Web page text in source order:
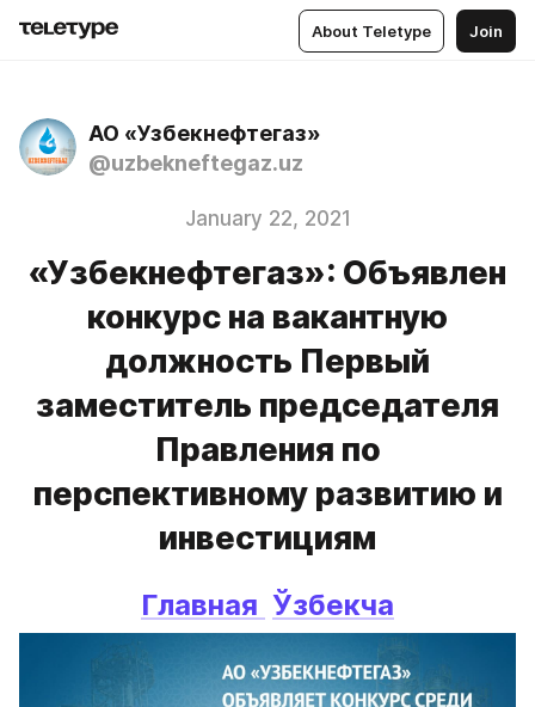
About Teletype Join
АО «Узбекнефтегаз»
@uzbekneftegaz.uz
January 22, 2021
«Узбекнефтегаз»: Объявлен
конкурс на вакантную
должность Первый
заместитель председателя
Правления по
перспективному развитию и
инвестициям
Главная Ўзбекча